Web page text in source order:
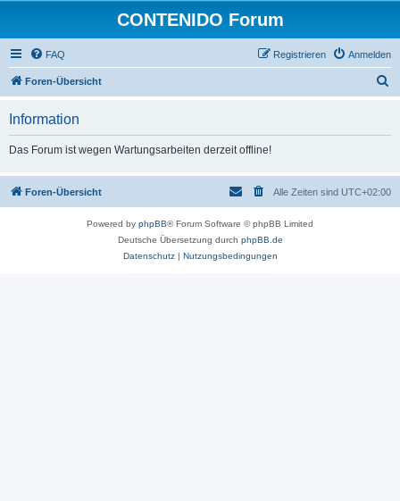
CONTENIDO Forum
FAQ Anmelden
Registrieren
Foren-Übersicht
Information
Das Forum ist wegen Wartungsarbeiten derzeit offline!
Foren-Übersicht Alle Zeiten sind UTC+02:00
Powered by phpBB® Forum Software © phpBB Limited
Deutsche Übersetzung durch phpBB.de
Datenschutz| Nutzungsbedingungen